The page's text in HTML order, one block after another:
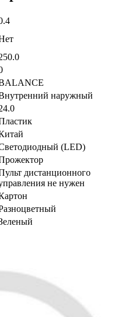
наружный
(LED)
дистанционного
не нужен